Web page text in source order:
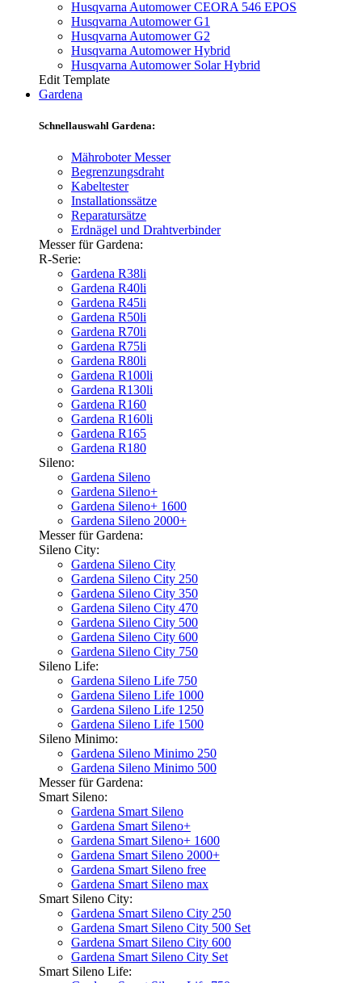
Husqvarna Automower CEORA 546 EPOS
Husqvarna Automower G1
Husqvarna Automower G2
Husqvarna Automower Hybrid
Husqvarna Automower Solar Hybrid
Edit Template
Gardena
Schnellauswahl Gardena:
Mähroboter Messer
Begrenzungsdraht
Kabeltester
Installationssätze
Reparatursätze
Erdnägel und Drahtverbinder
Messer für Gardena:
R-Serie:
Gardena R38li
Gardena R40li
Gardena R45li
Gardena R50li
Gardena R70li
Gardena R75li
Gardena R80li
Gardena R100li
Gardena R130li
Gardena R160
Gardena R160li
Gardena R165
Gardena R180
Sileno:
Gardena Sileno
Gardena Sileno+
Gardena Sileno+ 1600
Gardena Sileno 2000+
Messer für Gardena:
Sileno City:
Gardena Sileno City
Gardena Sileno City 250
Gardena Sileno City 350
Gardena Sileno City 470
Gardena Sileno City 500
Gardena Sileno City 600
Gardena Sileno City 750
Sileno Life:
Gardena Sileno Life 750
Gardena Sileno Life 1000
Gardena Sileno Life 1250
Gardena Sileno Life 1500
Sileno Minimo:
Gardena Sileno Minimo 250
Gardena Sileno Minimo 500
Messer für Gardena:
Smart Sileno:
Gardena Smart Sileno
Gardena Smart Sileno+
Gardena Smart Sileno+ 1600
Gardena Smart Sileno 2000+
Gardena Smart Sileno free
Gardena Smart Sileno max
Smart Sileno City:
Gardena Smart Sileno City 250
Gardena Smart Sileno City 500 Set
Gardena Smart Sileno City 600
Gardena Smart Sileno City Set
Smart Sileno Life: